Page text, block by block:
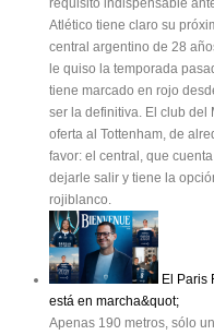
requisito indispensable
Atlético tiene claro su
central argentino de 28
le quiso la temporada
tiene marcado en rojo
ser la definitiva. El club del
oferta al Tottenham, de
favor: el central, que
dejarle salir y tiene la
rojiblanco.
El Paris
está en marcha&quot;
Apenas 190 metros, sólo